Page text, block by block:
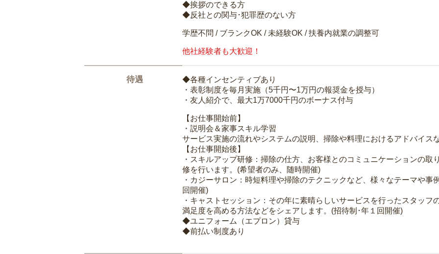
◆挨拶のできる方
◆反社との関与･犯罪歴のない方
学歴不問 / ブランクOK / 未経験OK / 扶養内就業の調整可
他社経験者も大歓迎！
待遇
◆各種インセンティブあり
・表彰制度を毎月実施（5千円〜1万円の報奨金を授与）
・友人紹介で、最大1万7000千円のボーナス付与
【お仕事開始前】
・説明会＆家事スキル学習
サービス実施の流れやシステムの説明、掃除や料理におけるアドバイス
【お仕事開始後】
・スキルアップ研修：掃除の仕方、お客様とのコミュニケーションの
修を行います。(希望者のみ、随時開催)
・カジーサロン：時短料理や掃除のテクニックなど、様々なテーマや事
回開催)
・キャストセッション：その年に素晴らしいサービスを行ったスタッ
満足度を高める方法などをシェアします。(招待制･年１回開催)
◆ユニフォーム（エプロン）貸与
◆前払い制度あり